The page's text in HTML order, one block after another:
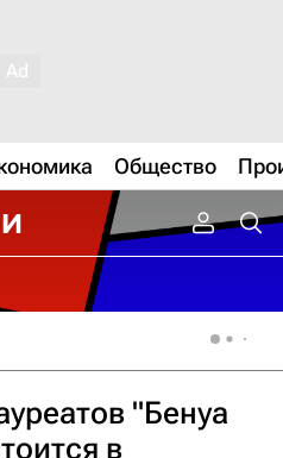
Общество
"Бенуа
в